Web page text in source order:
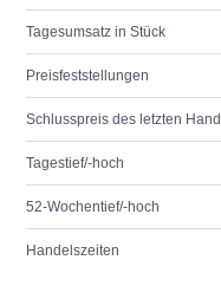
Tagesumsatz in Stück
Preisfeststellungen
Schlusspreis des letzten
Tagestief/-hoch
52-Wochentief/-hoch
Handelszeiten